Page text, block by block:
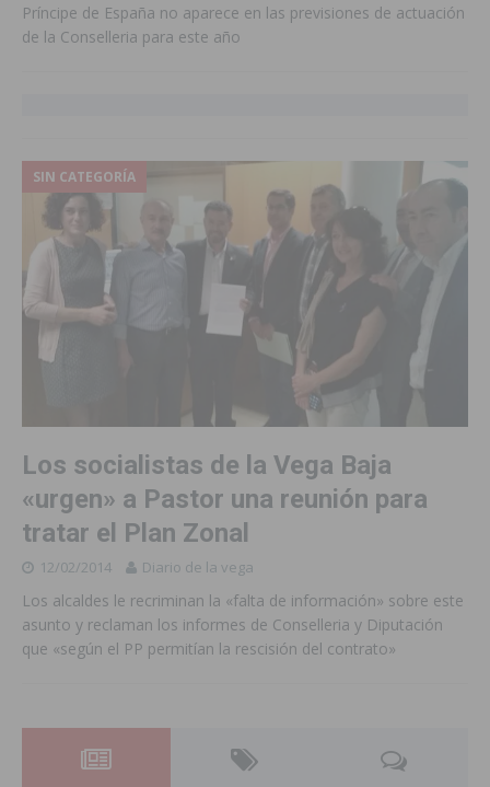
Príncipe de España no aparece en las previsiones de actuación
de la Conselleria para este año
SIN CATEGORÍA
Los socialistas de la Vega Baja
«urgen» a Pastor una reunión para
tratar el Plan Zonal
12/02/2014 Diario de la vega
Los alcaldes le recriminan la «falta de información» sobre este
asunto y reclaman los informes de Conselleria y Diputación
que «según el PP permitían la rescisión del contrato»